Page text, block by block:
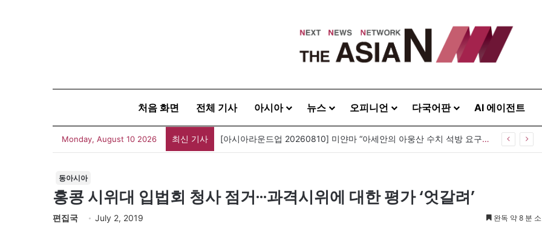
처음 화면 전체 기사 아시아 뉴스 오피니언 다국어판 AI 에이전트
Monday, August 10 2026 최신 기사 [아시아라운드업 20260810] 미얀마 “아세안의 아웅산 수치 석방 요구는 내정간섭”
동아시아
홍콩 시위대 입법회 청사 점거···과격시위에 대한 평가 ‘엇갈려’
편집국 July 2, 2019 완독 약 8 분 소